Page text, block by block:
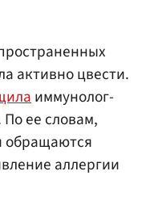
активно цвести.
иммунолог-
ее словам,
обращаются
аллергии